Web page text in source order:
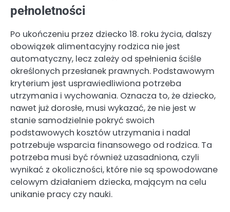
pełnoletności
Po ukończeniu przez dziecko 18. roku życia, dalszy
obowiązek alimentacyjny rodzica nie jest
automatyczny, lecz zależy od spełnienia ściśle
określonych przesłanek prawnych. Podstawowym
kryterium jest usprawiedliwiona potrzeba
utrzymania i wychowania. Oznacza to, że dziecko,
nawet już dorosłe, musi wykazać, że nie jest w
stanie samodzielnie pokryć swoich
podstawowych kosztów utrzymania i nadal
potrzebuje wsparcia finansowego od rodzica. Ta
potrzeba musi być również uzasadniona, czyli
wynikać z okoliczności, które nie są spowodowane
celowym działaniem dziecka, mającym na celu
unikanie pracy czy nauki.